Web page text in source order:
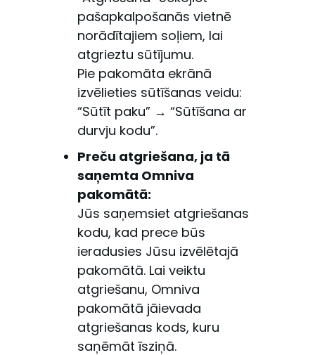
pašapkalpošanās vietnē
norādītajiem soļiem, lai
atgrieztu sūtījumu.
Pie pakomāta ekrānā
izvēlieties sūtīšanas veidu:
“Sūtīt paku” → “Sūtīšana ar
durvju kodu”.
Preču atgriešana, ja tā
saņemta Omniva
pakomātā:
Jūs saņemsiet atgriešanas
kodu, kad prece būs
ieradusies Jūsu izvēlētajā
pakomātā. Lai veiktu
atgriešanu, Omniva
pakomātā jāievada
atgriešanas kods, kuru
saņēmāt īsziņā.